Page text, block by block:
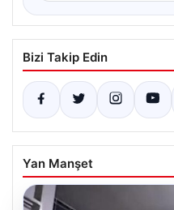
Bizi Takip Edin
Yan Manşet